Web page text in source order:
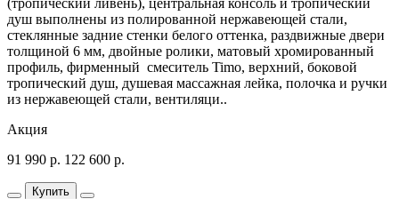
душ выполнены из полированной нержавеющей стали,
стеклянные задние стенки белого оттенка, раздвижные двери
толщиной 6 мм, двойные ролики, матовый хромированный
профиль, фирменный смеситель Timo, верхний, боковой
тропический душ, душевая массажная лейка, полочка и ручки
из нержавеющей стали, вентиляци..
Акция
91 990 р. 122 600 р.
Купить